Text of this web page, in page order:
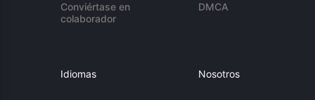
Conviértase en
colaborador
DMCA
Idiomas Nosotros